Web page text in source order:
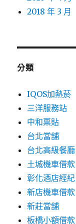
2018 年 3 月
分類
IQOS加熱菸
三洋服務站
中和票貼
台北當舖
台北高級餐廳
土城機車借款
彰化酒店經紀
新店機車借款
新莊當舖
板橋小額借款